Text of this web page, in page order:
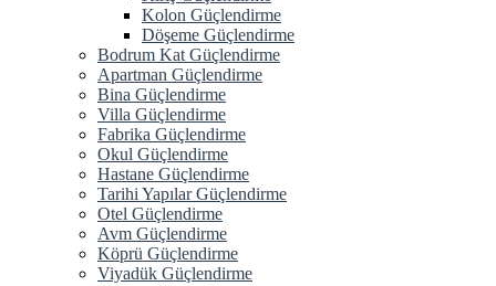
Kolon Güçlendirme
Döşeme Güçlendirme
Bodrum Kat Güçlendirme
Apartman Güçlendirme
Bina Güçlendirme
Villa Güçlendirme
Fabrika Güçlendirme
Okul Güçlendirme
Hastane Güçlendirme
Tarihi Yapılar Güçlendirme
Otel Güçlendirme
Avm Güçlendirme
Köprü Güçlendirme
Viyadük Güçlendirme